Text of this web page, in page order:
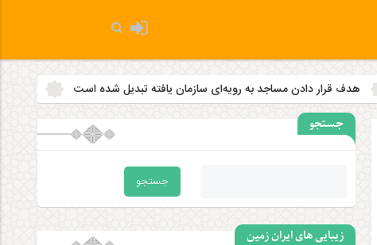
رویه‌ای سازمان‌ یافته تبدیل شده است ۲ زلزله‌ بالای ۵ ریشتر کرمانشاه را لرزاند
جستجو
زیبایی های ایران زمین